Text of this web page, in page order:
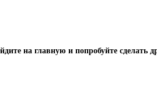
на главную и попробуйте сделать